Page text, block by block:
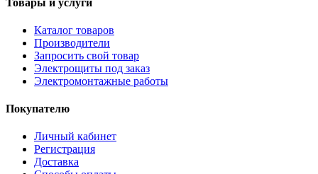
Каталог товаров
Производители
Запросить свой товар
Электрощиты под заказ
Электромонтажные работы
Покупателю
Личный кабинет
Регистрация
Доставка